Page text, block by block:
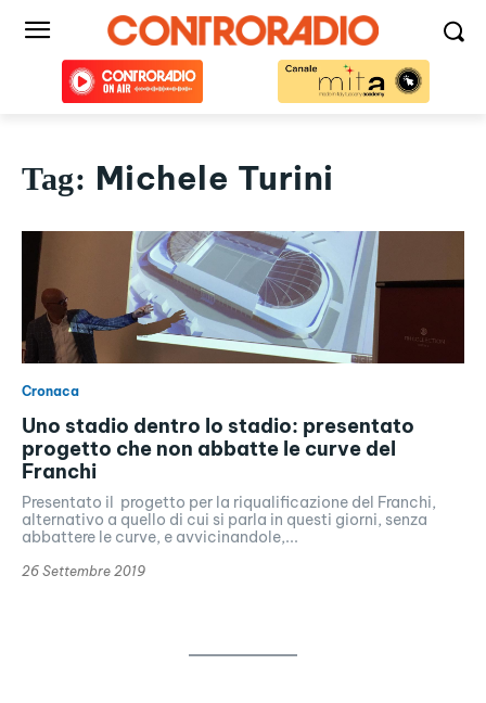
Tag: Michele Turini
Cronaca
Uno stadio dentro lo stadio: presentato
progetto che non abbatte le curve del
Franchi
Presentato il progetto per la riqualificazione del Franchi,
alternativo a quello di cui si parla in questi giorni, senza
abbattere le curve, e avvicinandole,...
26 Settembre 2019